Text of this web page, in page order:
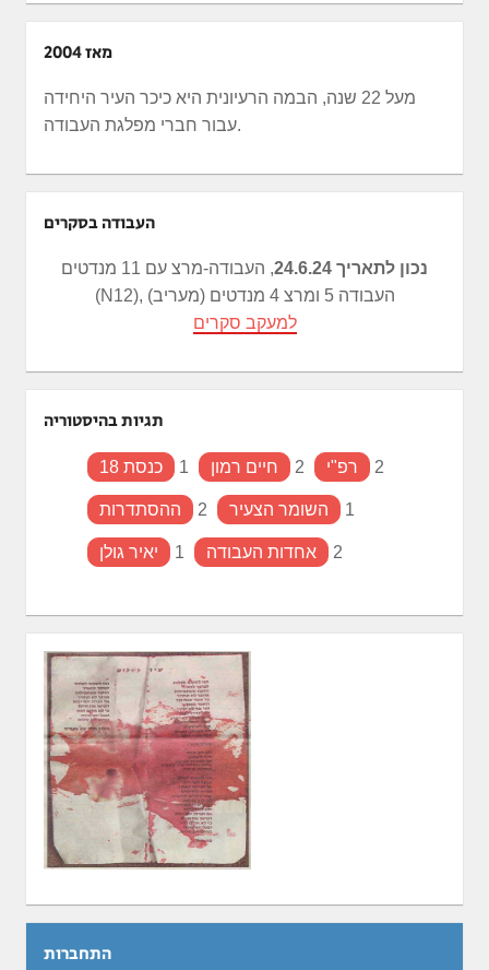
מאז 2004
מעל 22 שנה, הבמה הרעיונית היא כיכר העיר היחידה
עבור חברי מפלגת העבודה.
העבודה בסקרים
נכון לתאריך 24.6.24
, העבודה-מרצ עם 11 מנדטים
(N12), העבודה 5 ומרצ 4 מנדטים (מעריב)
למעקב סקרים
תגיות בהיסטוריה
כנסת 18 1 חיים רמון 2 רפ"י 2
ההסתדרות 2 השומר הצעיר 1
יאיר גולן 1 אחדות העבודה 2
התחברות